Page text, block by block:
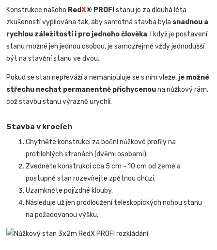
Konstrukce našeho RedX® PROFI stanu je za dlouhá léta
zkušeností vypilována tak, aby samotná stavba byla snadnou a
rychlou záležitostí i pro jednoho člověka.
I když je postavení
stanu možné jen jednou osobou, je samozřejmě vždy jednodušší
být na stavění stanu ve dvou.
Pokud se stan nepřeváží a nemanipuluje se s ním vleže, je možné
střechu nechat permanentně přichycenouna nůžkový rám,
což stavbu stanu výrazně urychlí.
Stavba v krocích
Chytněte konstrukci za boční nůžkové profily na
protilehlých stranách (dvěmi osobami).
Zvedněte konstrukci cca 5 cm - 10 cm od země a
postupně stan rozevírejte zpětnou chůzí.
Uzamkněte pojízdné klouby.
Následuje už jen prodloužení teleskopických nohou stanu
na požadovanou výšku.